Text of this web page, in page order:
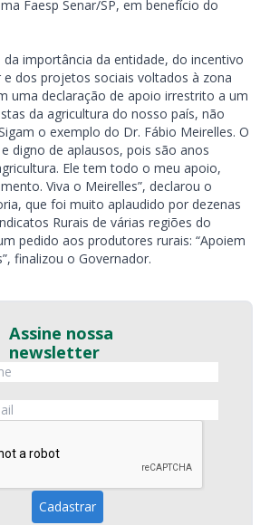
Faesp Senar/SP, em benefício do
importância da entidade, do incentivo
dos projetos sociais voltados à zona
uma declaração de apoio irrestrito a um
da agricultura do nosso país, não
o exemplo do Dr. Fábio Meirelles. O
digno de aplausos, pois são anos
Ele tem todo o meu apoio,
Viva o Meirelles”, declarou o
que foi muito aplaudido por dezenas
Rurais de várias regiões do
pedido aos produtores rurais: “Apoiem
finalizou o Governador.
Assine nossa
newsletter